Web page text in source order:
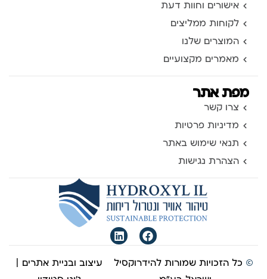
אישורים וחוות דעת
לקוחות ממליצים
המוצרים שלנו
מאמרים מקצועיים
מפת אתר
צרו קשר
מדיניות פרטיות
תנאי שימוש באתר
הצהרת נגישות
© כל הזכויות שמורות להידרוקסיל
עיצוב ובניית אתרים |